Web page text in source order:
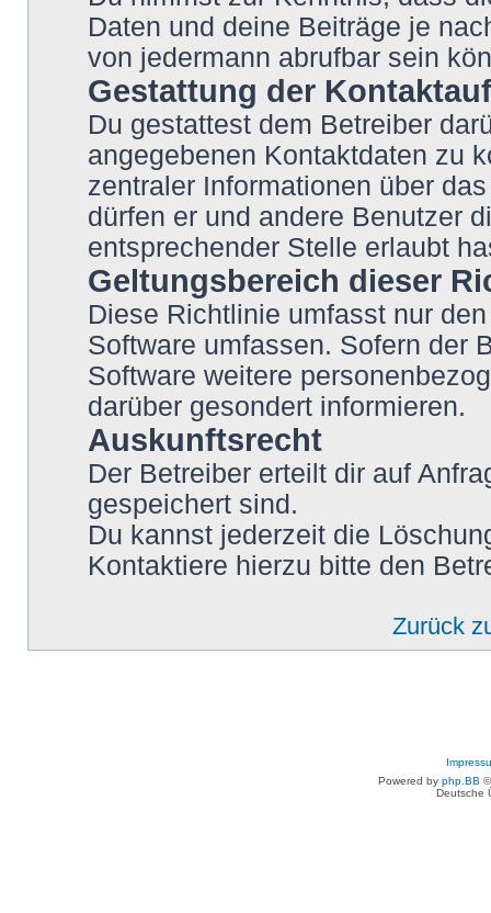
Daten und deine Beiträge je
von jedermann abrufbar sein
Gestattung der
Du gestattest dem Betreiber
angegebenen Kontaktdaten zu
zentraler Informationen über
dürfen er und andere Benutzer
entsprechender Stelle erlaubt
Geltungsbereich dieser
Diese Richtlinie umfasst nur
Software umfassen. Sofern der
Software weitere
darüber gesondert informieren.
Auskunftsrecht
Der Betreiber erteilt dir auf
gespeichert sind.
Du kannst jederzeit die
Kontaktiere hierzu bitte den
Zurück
Powered by php.BB
Deutsche